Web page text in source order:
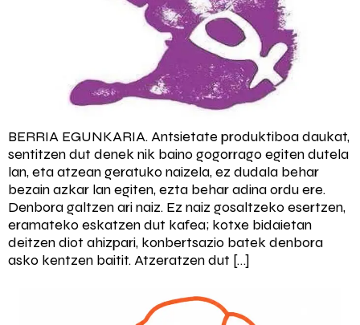
BERRIA EGUNKARIA. Antsietate produktiboa daukat,
sentitzen dut denek nik baino gogorrago egiten dutela
lan, eta atzean geratuko naizela, ez dudala behar
bezain azkar lan egiten, ezta behar adina ordu ere.
Denbora galtzen ari naiz. Ez naiz gosaltzeko esertzen,
eramateko eskatzen dut kafea; kotxe bidaietan
deitzen diot ahizpari, konbertsazio batek denbora
asko kentzen baitit. Atzeratzen dut […]